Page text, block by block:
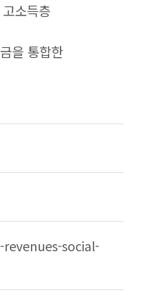
소득층
을 통합한
social-